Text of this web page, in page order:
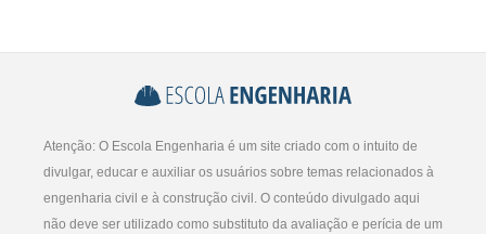
Atenção: O Escola Engenharia é um site criado com o intuito de
divulgar, educar e auxiliar os usuários sobre temas relacionados à
engenharia civil e à construção civil. O conteúdo divulgado aqui
não deve ser utilizado como substituto da avaliação e perícia de um